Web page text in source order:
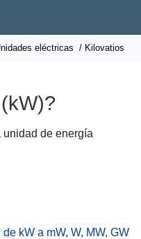
eléctricas / Kilovatios
unidad de energía
kW a mW, W, MW, GW